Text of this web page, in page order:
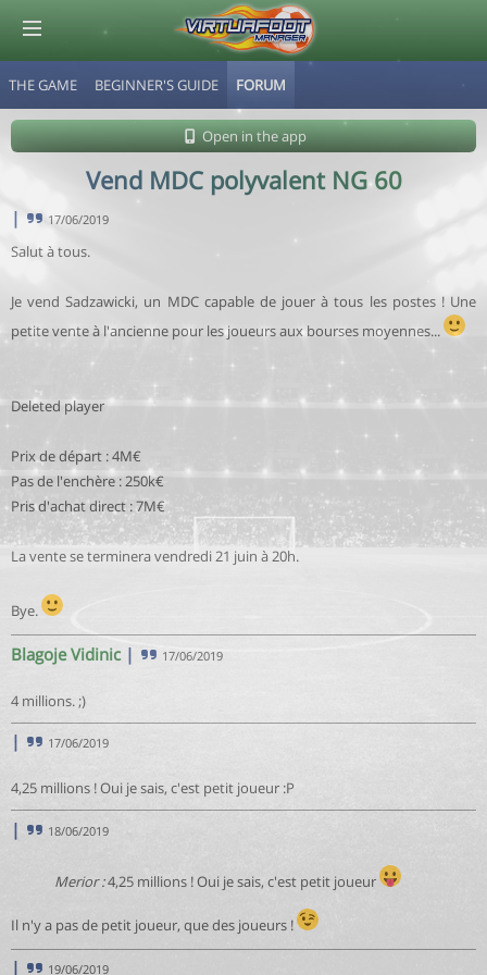
THE GAME BEGINNER'S GUIDE FORUM
Open in the app
Vend MDC polyvalent NG 60
| 17/06/2019
Salut à tous.
Je vend Sadzawicki, un MDC capable de jouer à tous les postes ! Une
petite vente à l'ancienne pour les joueurs aux bourses moyennes...
Deleted player
Prix de départ : 4M€
Pas de l'enchère : 250k€
Pris d'achat direct : 7M€
La vente se terminera vendredi 21 juin à 20h.
Bye.
Blagoje Vidinic| 17/06/2019
4 millions. ;)
| 17/06/2019
4,25 millions ! Oui je sais, c'est petit joueur :P
| 18/06/2019
Merior :4,25 millions ! Oui je sais, c'est petit joueur
Il n'y a pas de petit joueur, que des joueurs !
| 19/06/2019
© Virtuafoot Manager by Aymeric Le Corre 202608091846